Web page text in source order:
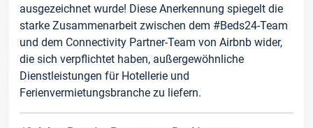
ausgezeichnet wurde! Diese Anerkennung spiegelt die
starke Zusammenarbeit zwischen dem #Beds24-Team
und dem Connectivity Partner-Team von Airbnb wider,
die sich verpflichtet haben, außergewöhnliche
Dienstleistungen für Hotellerie und
Ferienvermietungsbranche zu liefern.